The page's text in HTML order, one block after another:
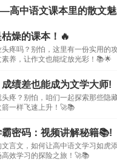
高中语文课本里的散文
燥的课本！🔥
疼吗？别怕，这里有一份实用的
养，让作文也能绽放光彩！📚🌟
绩差也能成为文学大师!
疼？别怕，咱们一起探索那些隐
一样飞速上升！🚀📚
密码：视频讲解秘籍📚!
言文，如何让高中语文学习如虎
效学习的探险之旅！🚀📚